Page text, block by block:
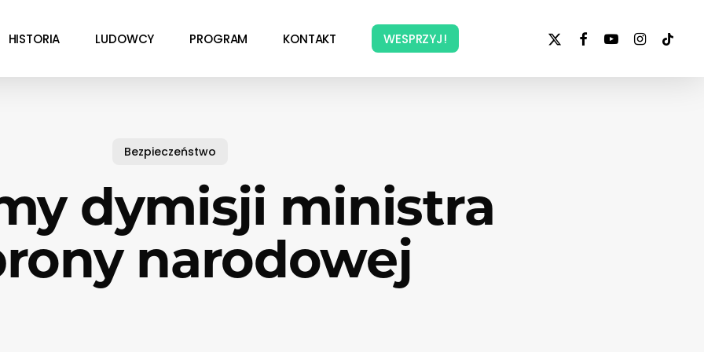
HISTORIA LUDOWCY PROGRAM KONTAKT WESPRZYJ!
x-
facebookyoutubeinstagram
tiktok
Bezpieczeństwo
dymisji ministra
narodowej